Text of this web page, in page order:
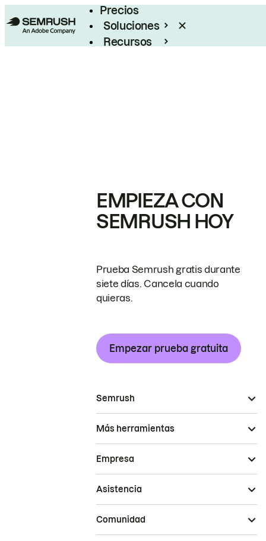
Precios
Soluciones
Recursos
EMPIEZA CON
SEMRUSH HOY
Prueba Semrush gratis durante
siete días. Cancela cuando
quieras.
Empezar prueba gratuita
Semrush
Más herramientas
Empresa
Asistencia
Comunidad